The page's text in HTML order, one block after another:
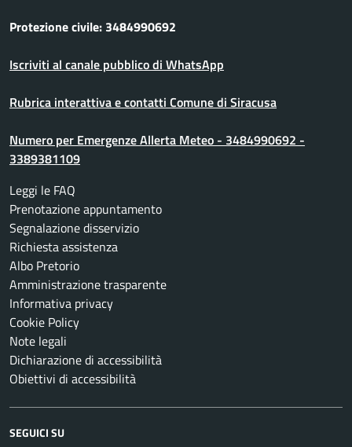
Protezione civile: 3484990692
Iscriviti al canale pubblico di WhatsApp
Rubrica interattiva e contatti Comune di Siracusa
Numero per Emergenze Allerta Meteo - 3484990692 -
3389381109
Leggi le FAQ
Prenotazione appuntamento
Segnalazione disservizio
Richiesta assistenza
Albo Pretorio
Amministrazione trasparente
Informativa privacy
Cookie Policy
Note legali
Dichiarazione di accessibilità
Obiettivi di accessibilità
SEGUICI SU